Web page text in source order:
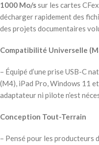
1000 Mo/ssur les cartes
décharger rapidement des
des projets documentaires
Compatibilité Universelle
– Équipé d’une prise USB-C
(M4), iPad Pro, Windows 11
adaptateur ni pilote n’est
Conception Tout-Terrain
– Pensé pour les producteurs